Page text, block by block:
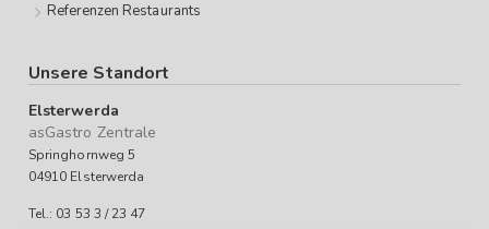
Referenzen Restaurants
Unsere Standort
Elsterwerda
asGastro Zentrale
Springhornweg 5
04910 Elsterwerda
Tel.: 03 53 3 / 23 47